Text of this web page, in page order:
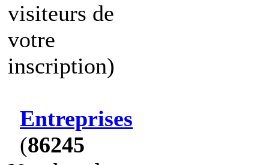
visiteurs de
votre
inscription)
Entreprises
(86245